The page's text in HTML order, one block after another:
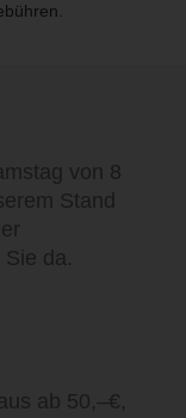
von 8
Stand
da.
ab 50,–€,